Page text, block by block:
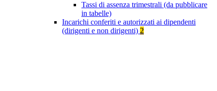
Tassi di assenza trimestrali (da pubblicare
in tabelle)
Incarichi conferiti e autorizzati ai dipendenti
(dirigenti e non dirigenti) 2